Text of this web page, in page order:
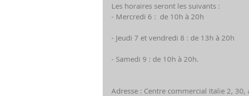
Les horaires seront les suivants :
- Mercredi 6 :  de 10h à 20h
- Jeudi 7 et vendredi 8 : de 13h à 20h
- Samedi 9 : de 10h à 20h.
Adresse : Centre commercial Italie 2,